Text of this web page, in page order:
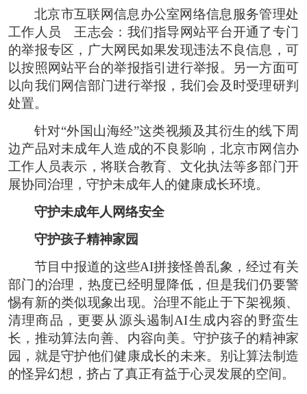
北京市互联网信息办公室网络信息服务管理处
工作人员 王志会：我们指导网站平台开通了专门
的举报专区，广大网民如果发现违法不良信息，可
以按照网站平台的举报指引进行举报。另一方面可
以向我们网信部门进行举报，我们会及时受理研判
处置。
针对“外国山海经”这类视频及其衍生的线下周
边产品对未成年人造成的不良影响，北京市网信办
工作人员表示，将联合教育、文化执法等多部门开
展协同治理，守护未成年人的健康成长环境。
守护未成年人网络安全
守护孩子精神家园
节目中报道的这些AI拼接怪兽乱象，经过有关
部门的治理，热度已经明显降低，但是我们仍要警
惕有新的类似现象出现。治理不能止于下架视频、
清理商品，更要从源头遏制AI生成内容的野蛮生
长，推动算法向善、内容向美。守护孩子的精神家
园，就是守护他们健康成长的未来。别让算法制造
的怪异幻想，挤占了真正有益于心灵发展的空间。